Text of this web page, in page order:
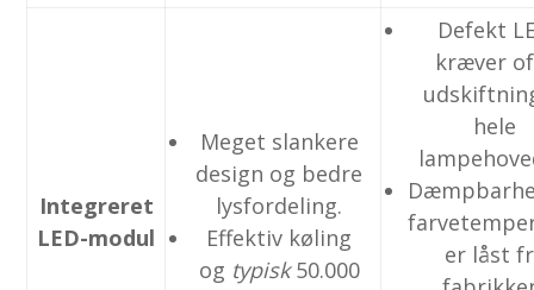
Integreret
LED-modul
Meget slankere
design og bedre
lysfordeling.
Effektiv køling
og typisk50.000
Defekt
kræver
hele
er låst